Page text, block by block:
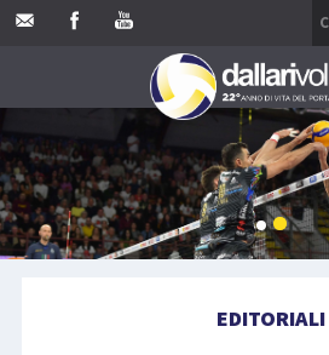
HOME
EDITORIALI
EDITORIALI